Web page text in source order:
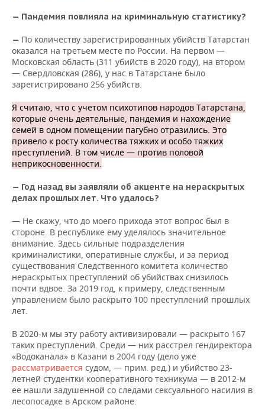
— Пандемия повлияла на криминальную статистику?
— По количеству зарегистрированных убийств Татарстан
оказался на третьем месте по России. На первом —
Московская область (311 убийств в 2020 году), на втором
— Свердловская (286), у нас в Татарстане было
зарегистрировано 256 убийств.
Я считаю, что с учетом психотипов народов Татарстана,
которые очень деятельные, пандемия и нахождение
семей в одном помещении пагубно отразились. Это
привело к росту количества тяжких и особо тяжких
преступлений. В том числе — против половой
неприкосновенности.
— Год назад вы заявляли об акценте на нераскрытых
делах прошлых лет. Что удалось?
— Не скажу, что до моего прихода этот вопрос был в
стороне. В республике ему уделялось значительное
внимание. Здесь сильные подразделения
криминалистики, оперативные службы, и за период
существования Следственного комитета количество
нераскрытых преступлений об убийствах снизилось
почти вдвое. За 2019 год, к примеру, следственным
управлением было раскрыто 100 преступлений прошлых
лет.
В 2020-м мы эту работу активизировали — раскрыто 167
таких преступлений. Среди — них расстрел гендиректора
«Водоканала» в Казани в 2004 году (дело уже
рассматривается судом, — прим. ред.) и убийство 23-
летней студентки кооперативного техникума — в 2012-м
ее нашли задушенной со следами сексуального насилия в
лесопосадке в Арском районе.